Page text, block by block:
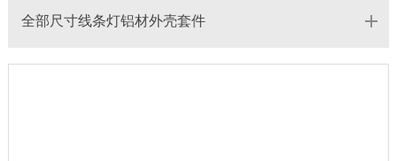
全部尺寸线条灯铝材外壳套件